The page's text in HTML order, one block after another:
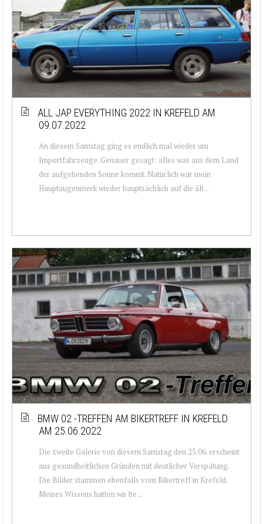
ALL JAP EVERYTHING 2022 IN KREFELD AM
09.07.2022
An diesem Samstag ging es endlich mal wieder um
Importfahrzeuge. Genauer gesagt: alles was aus dem Land
der aufgehenden Sonne kommt. Natürlich war mein
Hauptaugenmerk wieder hauptsächlich auf die ält...
BMW 02 -TREFFEN AM BIKERTREFF IN KREFELD
AM 25.06.2022
Die zweite Galerie von diesem Samstag den 25.06. erscheint
aus gesundheitlichen Gründen mit deutlicher Verspätung.
Die Bilder stammen ebenfalls vom Bikertreff in Krefeld.
Meines Wissens hatten wir be...